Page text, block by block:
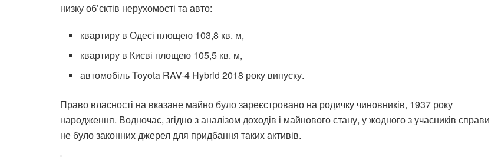
низку об’єктів нерухомості та авто:
квартиру в Одесі площею 103,8 кв. м,
квартиру в Києві площею 105,5 кв. м,
автомобіль Toyota RAV-4 Hybrid 2018 року випуску.
Право власності на вказане майно було зареєстровано на родичку чиновників, 1937 року
народження. Водночас, згідно з аналізом доходів і майнового стану, у жодного з учасників справи
не було законних джерел для придбання таких активів.